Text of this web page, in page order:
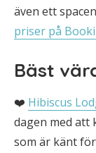
även ett
priser på
Bäst
❤️ Hibiscus
dagen med att
som är känt